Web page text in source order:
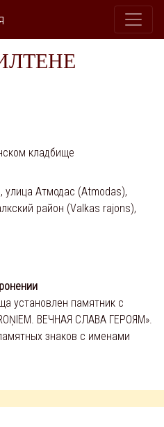
кладбище
Атмодас (Atmodas),
район (Valkas rajons),
установлен памятник с
ВЕЧНАЯ СЛАВА ГЕРОЯМ».
знаков с именами